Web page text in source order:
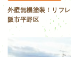
外壁無機塗装！リフ
阪市平野区